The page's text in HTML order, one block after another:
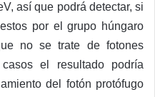
así que podrá detectar, si
por el grupo húngaro
no se trate de fotones
el resultado podría
del fotón protófugo